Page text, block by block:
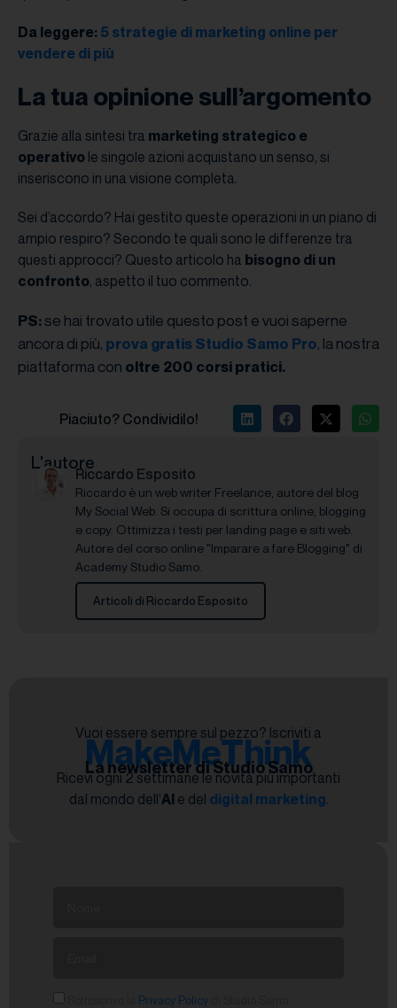
Da leggere: 5 strategie di marketing online per
vendere di più
La tua opinione sull’argomento
Grazie alla sintesi tra marketing strategico e
operativo le singole azioni acquistano un senso, si
inseriscono in una visione completa.
Sei d’accordo? Hai gestito queste operazioni in un piano di
ampio respiro? Secondo te quali sono le differenze tra
questi approcci? Questo articolo ha bisogno di un
confronto, aspetto il tuo commento.
PS:se hai trovato utile questo post e vuoi saperne
ancora di più, prova gratis Studio Samo Pro, la nostra
piattaforma con oltre 200 corsi pratici.
Piaciuto? Condividilo!
L'autore
Riccardo Esposito
Riccardo è un web writer Freelance, autore del blog
My Social Web. Si occupa di scrittura online, blogging
e copy. Ottimizza i testi per landing page e siti web.
Autore del corso online "Imparare a fare Blogging" di
Academy Studio Samo.
Articoli di Riccardo Esposito
Vuoi essere sempre sul pezzo? Iscriviti a
MakeMeThink
La newsletter di Studio Samo
Ricevi ogni 2 settimane le novità più importanti
dal mondo dell’AI e del digital marketing.
Privacy Policy